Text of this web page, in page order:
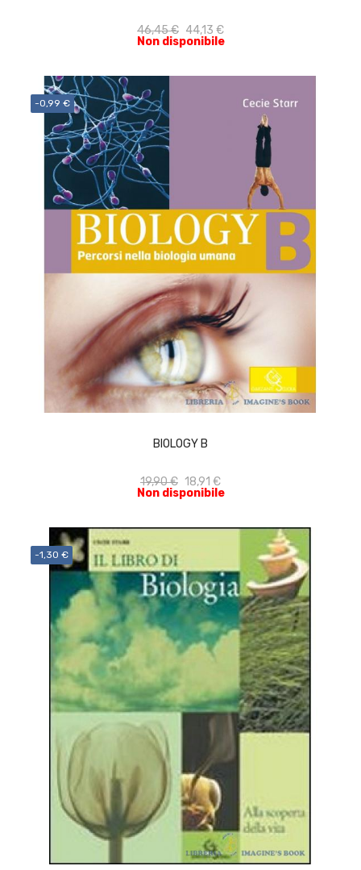
46,45 € 44,13 €
Non disponibile
-0,99 €
BIOLOGY B
19,90 € 18,91 €
Non disponibile
ACQUISTA
-1,30 €
ACQUISTA